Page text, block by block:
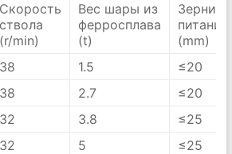
Скорость
ствола
(r/min)
Вес шары из
ферросплава
(t)
питания
(mm)
38 1.5
≤20
38 2.7
≤20
32 3.8
≤25
32 5
≤25